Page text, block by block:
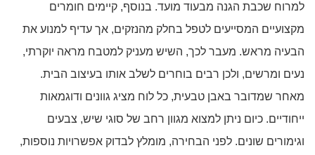
למרוח שכבת הגנה מבעוד מועד. בנוסף, קיימים חומרים
מקצועיים המסייעים לטפל בחלק מהנזקים, אך עדיף למנוע את
הבעיה מראש. מעבר לכך, השיש מעניק למטבח מראה יוקרתי,
נעים ומרשים, ולכן רבים בוחרים לשלב אותו בעיצוב הבית.
מאחר שמדובר באבן טבעית, כל לוח מציג גוונים ודוגמאות
ייחודיים. כיום ניתן למצוא מגוון רחב של סוגי שיש, צבעים
וגימורים שונים. לפני הבחירה, מומלץ לבדוק אפשרויות נוספות,